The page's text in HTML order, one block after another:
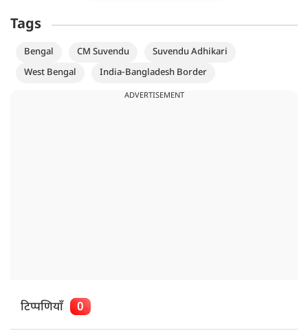
Tags
Bengal CM Suvendu
Suvendu Adhikari
West Bengal
India-Bangladesh Border
ADVERTISEMENT
टिप्पणियाँ 0